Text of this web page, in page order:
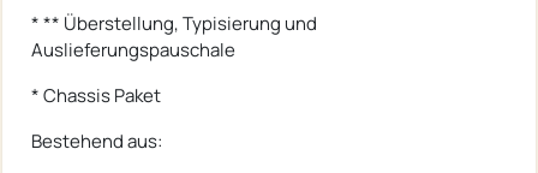
* ** Überstellung, Typisierung und
Auslieferungspauschale
* Chassis Paket
Bestehend aus: